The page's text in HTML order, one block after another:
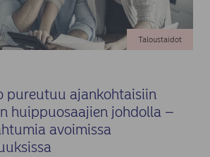
Taloustaidot
pureutuu ajankohtaisiin
huippuosaajien johdolla –
avoimissa